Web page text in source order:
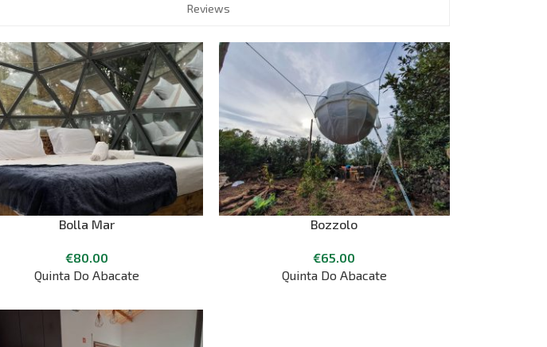
Reviews
Bolla Mar
€80.00
Quinta Do Abacate
Bozzolo
€65.00
Quinta Do Abacate